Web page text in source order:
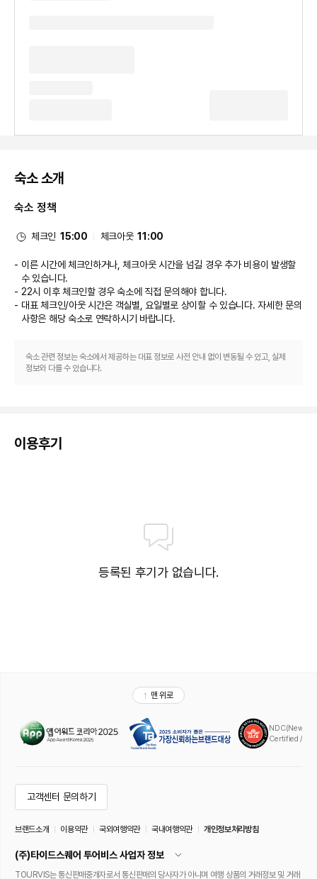
숙소 소개
숙소 정책
체크인 15:00 체크아웃 11:00
이른 시간에 체크인하거나, 체크아웃 시간을 넘길 경우 추가 비용이 발생할
수 있습니다.
22시 이후 체크인할 경우 숙소에 직접 문의해야 합니다.
대표 체크인/아웃 시간은 객실별, 요일별로 상이할 수 있습니다. 자세한 문의
사항은 해당 숙소로 연락하시기 바랍니다.
숙소 관련 정보는 숙소에서 제공하는 대표 정보로 사전 안내 없이 변동될 수 있고, 실제
정보와 다를 수 있습니다.
이용후기
등록된 후기가 없습니다.